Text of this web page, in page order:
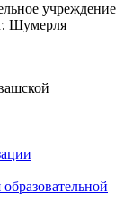
учреждение
Шумерля